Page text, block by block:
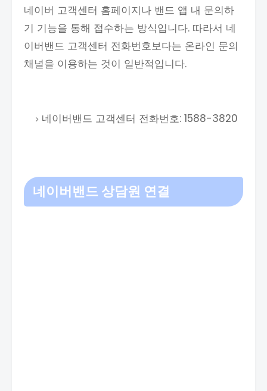
네이버 고객센터 홈페이지나 밴드 앱 내 문의하
기 기능을 통해 접수하는 방식입니다. 따라서 네
이버밴드 고객센터 전화번호보다는 온라인 문의
채널을 이용하는 것이 일반적입니다.
네이버밴드 고객센터 전화번호: 1588-3820
네이버밴드 상담원 연결